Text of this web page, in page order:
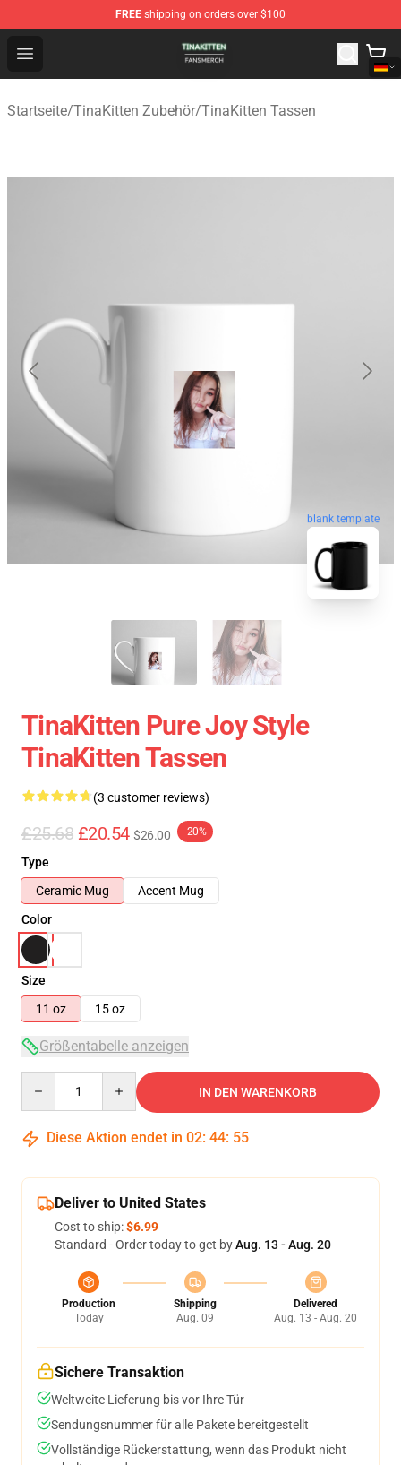
FREE shipping on orders over $100
Open menu
TinaKitten Shop - Official TinaKitten Merchandise Store
Startseite/TinaKitten Zubehör/TinaKitten Tassen
blank template
TinaKitten Pure Joy Style
TinaKitten Tassen
(3 customer reviews)
£25.68 £20.54 $26.00 -20%
Type
Ceramic Mug
Accent Mug
Color
Size
11 oz
15 oz
Größentabelle anzeigen
IN DEN WARENKORB
Diese Aktion endet in 02: 44: 54
Deliver to United States
Cost to ship:$6.99
Standard - Order today to get byAug. 13 - Aug. 20
Production
Today
Shipping
Aug. 09
Delivered
Aug. 13 - Aug. 20
Sichere Transaktion
Weltweite Lieferung bis vor Ihre Tür
Sendungsnummer für alle Pakete bereitgestellt
Vollständige Rückerstattung, wenn das Produkt nicht